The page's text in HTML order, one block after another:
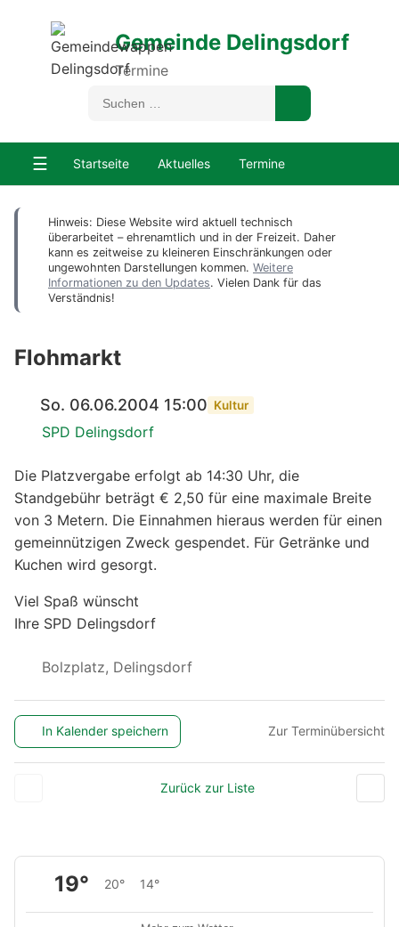
Gemeinde Delingsdorf
Termine
☰ Startseite Aktuelles Termine
Hinweis: Diese Website wird aktuell technisch
überarbeitet – ehrenamtlich und in der Freizeit. Daher
kann es zeitweise zu kleineren Einschränkungen oder
ungewohnten Darstellungen kommen. Weitere
Informationen zu den Updates. Vielen Dank für das
Verständnis!
Flohmarkt
So. 06.06.2004 15:00 Kultur
SPD Delingsdorf
Die Platzvergabe erfolgt ab 14:30 Uhr, die
Standgebühr beträgt € 2,50 für eine maximale Breite
von 3 Metern. Die Einnahmen hieraus werden für einen
gemeinnützigen Zweck gespendet. Für Getränke und
Kuchen wird gesorgt.
Viel Spaß wünscht
Ihre SPD Delingsdorf
Bolzplatz, Delingsdorf
In Kalender speichern Zur Terminübersicht
Zurück zur Liste
19° 20° 14°